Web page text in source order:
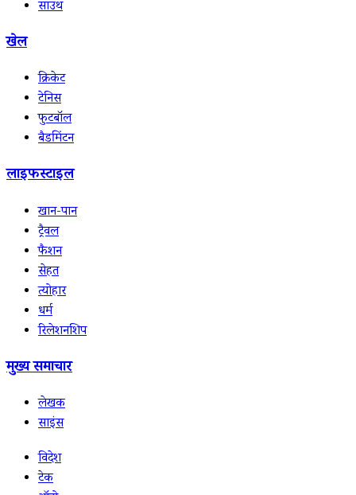
साउथ
खेल
क्रिकेट
टेनिस
फुटबॉल
बैडमिंटन
लाइफस्टाइल
खान-पान
ट्रैवल
फैशन
सेहत
त्योहार
धर्म
रिलेशनशिप
मुख्य समाचार
लेखक
साइंस
विदेश
टेक